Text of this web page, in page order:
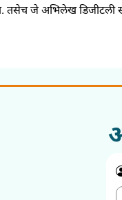
जे अभिलेख